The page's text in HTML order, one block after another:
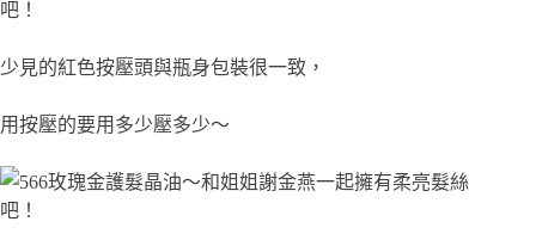
少見的紅色按壓頭與瓶身包裝很一致，
用按壓的要用多少壓多少～